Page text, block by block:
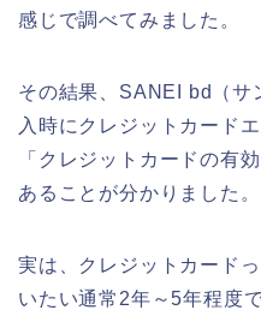
感じで調べてみました。
その結果、SANEI bd（サ
入時にクレジットカード
「クレジットカードの有
あることが分かりました。
実は、クレジットカード
いたい通常2年～5年程度